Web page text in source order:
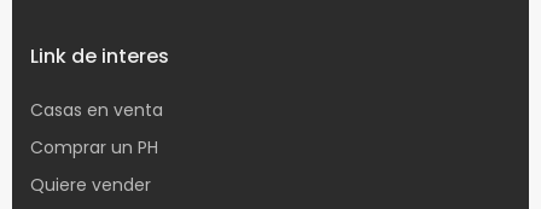
Link de interes
Casas en venta
Comprar un PH
Quiere vender